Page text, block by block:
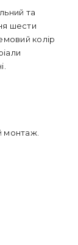
та
шести
колір
монтаж.